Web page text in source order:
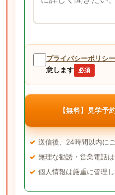
プライバシーポリシー
意します
必須
【無料】見学予
送信後、24時間以内に
無理な勧誘・営業電話
個人情報は厳重に管理